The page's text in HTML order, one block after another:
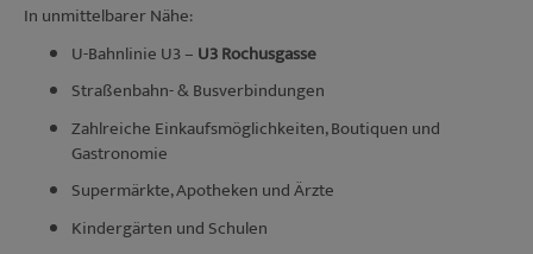
In unmittelbarer Nähe:
U-Bahnlinie U3 – U3 Rochusgasse
Straßenbahn- & Busverbindungen
Zahlreiche Einkaufsmöglichkeiten, Boutiquen und
Gastronomie
Supermärkte, Apotheken und Ärzte
Kindergärten und Schulen